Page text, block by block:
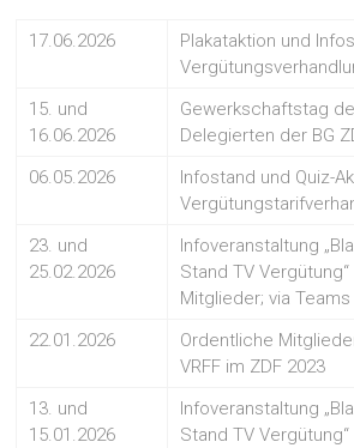
17.06.2026
Plakataktion und
15. und
16.06.2026
Gewerkschaftstag
Delegierten der BG
06.05.2026
Infostand und Quiz-
23. und
25.02.2026
Infoveranstaltung
Stand TV
Mitglieder; via Teams
22.01.2026
Ordentliche
VRFF im ZDF 2023
13. und
15.01.2026
Infoveranstaltung
Stand TV